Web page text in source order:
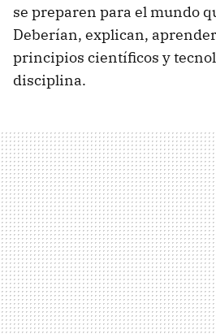
se preparen para el mundo
Deberían, explican,
principios científicos y
disciplina.